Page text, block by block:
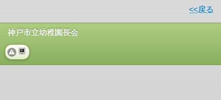
<<戻る
神戸市立幼稚園長会